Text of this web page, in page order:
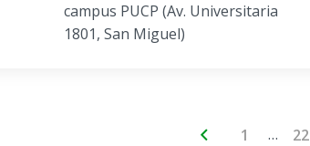
campus PUCP (Av. Universitaria
1801, San Miguel)
1 … 22